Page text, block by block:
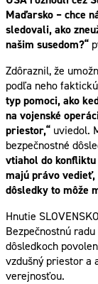
Maďarsko – chce
sledovali, ako
našim susedom?“
Zdôraznil, že
podľa neho
typ pomoci, ako
na vojenské
priestor,“ uviedol.
bezpečnostné
vtiahol do
majú právo vedieť,
dôsledky to môže
Hnutie
Bezpečnostnú
dôsledkoch
vzdušný priestor a
verejnosťou.